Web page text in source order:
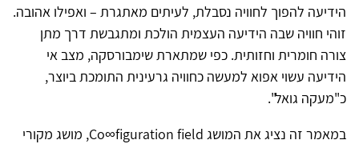
הידיעה להפוך לחוויה נסבלת, לעיתים מאתגרת – ואפילו אהובה.
זוהי חוויה שבה הידיעה העצמית הולכת ומתגבשת דרך מתן
צורה חומרית וחזותית. כפי שמתארת שימבורסקה, מצב אי
הידיעה עשוי אפוא למעשה כחוויה גרעינית התומכת ביוצר,
כ"מעקה גואל".
במאמר זה נציג את המושג Co∞figuration field, מושג מקורי